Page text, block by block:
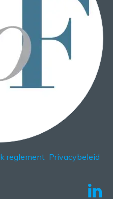
reglement Privacybeleid